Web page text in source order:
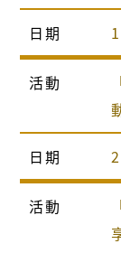
日期
活動
日期
活動